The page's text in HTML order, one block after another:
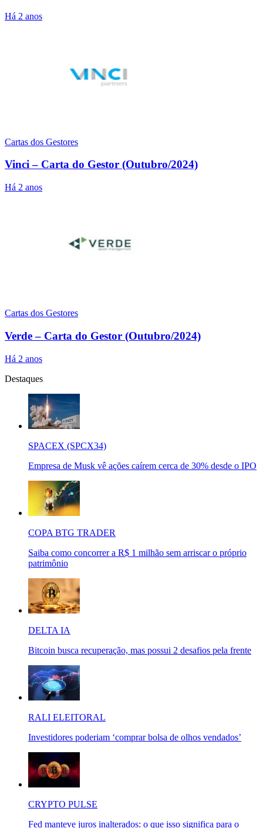
Há 2 anos
Cartas dos Gestores
Vinci – Carta do Gestor (Outubro/2024)
Há 2 anos
Cartas dos Gestores
Verde – Carta do Gestor (Outubro/2024)
Há 2 anos
Destaques
SPACEX (SPCX34)
Empresa de Musk vê ações caírem cerca de 30% desde o IPO
COPA BTG TRADER
Saiba como concorrer a R$ 1 milhão sem arriscar o próprio
patrimônio
DELTA IA
Bitcoin busca recuperação, mas possui 2 desafios pela frente
RALI ELEITORAL
Investidores poderiam ‘comprar bolsa de olhos vendados’
CRYPTO PULSE
Fed manteve juros inalterados: o que isso significa para o